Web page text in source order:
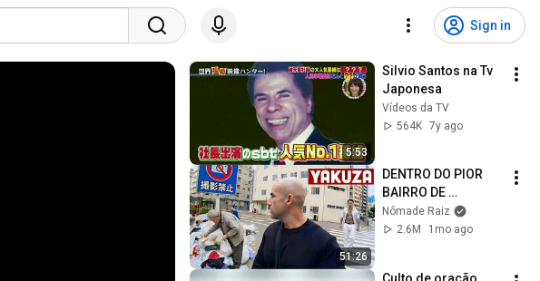
Sign in
5:53
Silvio Santos na Tv
Japonesa
Vídeos da TV
564K 7y ago
51:26
DENTRO DO PIOR
BAIRRO DE
YOKOHAMA NO
JAPÃO 🇯🇵
Nômade Raiz
2.6M
1mo ago
Culto de oração